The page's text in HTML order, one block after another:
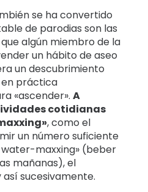
se ha convertido
de parodias son las
algún miembro de la
un hábito de aseo
un descubrimiento
práctica
«ascender». A
cotidianas
, como el
un número suficiente
maxxing» (beber
mañanas), el
así sucesivamente.